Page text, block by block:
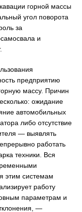
горной массы
угол поворота
за
и
предприятию
массу. Причин
ожидание
автомобильных
либо отсутствие
— выявлять
работать
техники. Вся
этим системам
работу
параметрам и
—